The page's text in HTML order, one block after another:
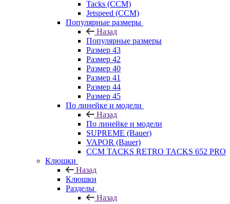
Tacks (CCM)
Jetspeed (CCM)
Популярные размеры
Назад
Популярные размеры
Размер 43
Размер 42
Размер 40
Размер 41
Размер 44
Размер 45
По линейке и модели
Назад
По линейке и модели
SUPREME (Bauer)
VAPOR (Bauer)
CCM TACKS RETRO TACKS 652 PRO
Клюшки
Назад
Клюшки
Разделы
Назад